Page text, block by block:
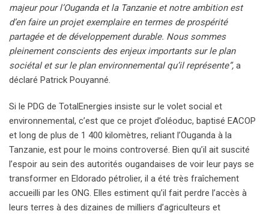
majeur pour l’Ouganda et la Tanzanie et notre ambition est
d’en faire un projet exemplaire en termes de prospérité
partagée et de développement durable. Nous sommes
pleinement conscients des enjeux importants sur le plan
sociétal et sur le plan environnemental qu’il représente”, a
déclaré Patrick Pouyanné.
Si le PDG de TotalEnergies insiste sur le volet social et
environnemental, c’est que ce projet d’oléoduc, baptisé EACOP
et long de plus de 1 400 kilomètres, reliant l’Ouganda à la
Tanzanie, est pour le moins controversé. Bien qu’il ait suscité
l’espoir au sein des autorités ougandaises de voir leur pays se
transformer en Eldorado pétrolier, il a été très fraîchement
accueilli par les ONG. Elles estiment qu’il fait perdre l’accès à
leurs terres à des dizaines de milliers d’agriculteurs et